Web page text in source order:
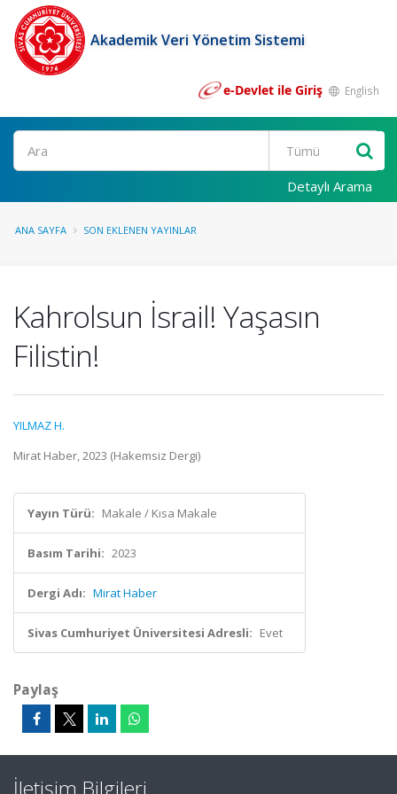
Akademik Veri Yönetim Sistemi
e-Devlet ile Giriş English
Ara
Detaylı Arama
ANA SAYFA SON EKLENEN YAYINLAR
Kahrolsun İsrail! Yaşasın
Filistin!
YILMAZ H.
Mirat Haber, 2023 (Hakemsiz Dergi)
Yayın Türü: Makale / Kısa Makale
Basım Tarihi: 2023
Dergi Adı: Mirat Haber
Sivas Cumhuriyet Üniversitesi Adresli: Evet
Paylaş
İletişim Bilgileri